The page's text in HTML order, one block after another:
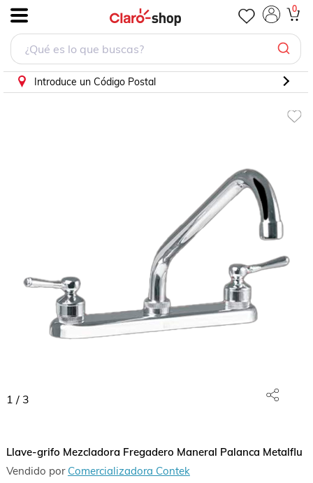
0
Introduce un Código Postal
1 / 3
Llave-grifo Mezcladora Fregadero Maneral Palanca Metalflu
Vendido por Comercializadora Contek
Llave-grifo Mezcladora Fregadero Maneral Palanca